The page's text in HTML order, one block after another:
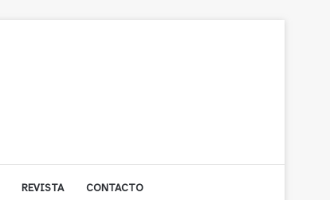
REVISTA CONTACTO